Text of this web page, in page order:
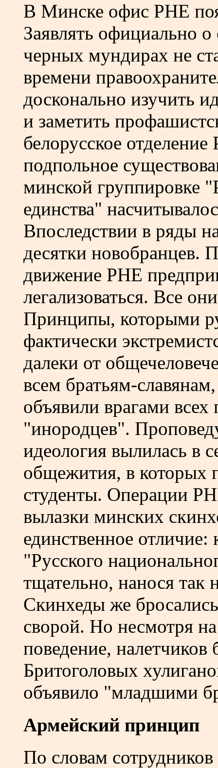
В Минске офис РНЕ
Заявлять официально о
черных мундирах не
времени
досконально изучить
и заметить
белорусское
подпольное
минской группировке
единства"
Впоследствии в ряды
десятки новобранцев.
движение РНЕ
легализоваться. Все
Принципы, которыми
фактически
далеки от
всем братьям-
объявили врагами
"инородцев".
идеология вылилась в
общежития, в которых
студенты. Операции
вылазки минских
единственное
"Русского
тщательно, нанося так
Скинхеды же
сворой. Но несмотря
поведение,
Бритоголовых
объявило "младшими
Армейский принцип
По словам